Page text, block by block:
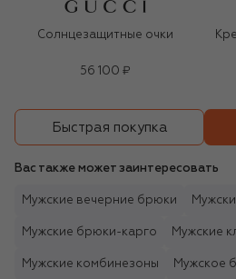
Солнцезащитные очки
56 100 ₽
Быстрая покупка
Вас также может заинтересовать
Мужские вечерние брюки
Мужские брюки-карго Мужские
Мужские комбинезоны Мужское